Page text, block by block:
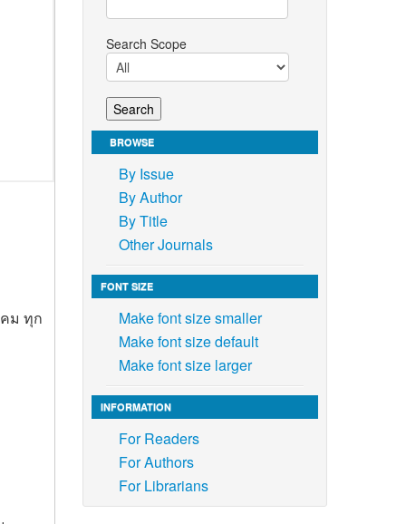
ม ทุก
Search Scope
BROWSE
By Issue
By Author
By Title
Other Journals
FONT SIZE
Make font size smaller
Make font size default
Make font size larger
INFORMATION
For Readers
For Authors
For Librarians